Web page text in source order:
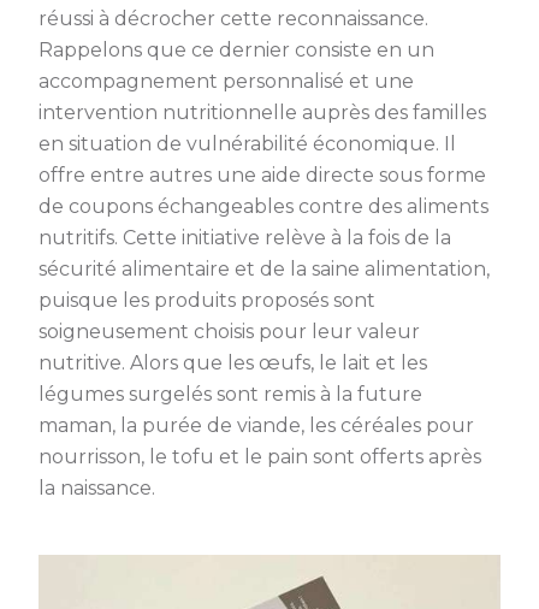
réussi à décrocher cette reconnaissance.
Rappelons que ce dernier consiste en un
accompagnement personnalisé et une
intervention nutritionnelle auprès des familles
en situation de vulnérabilité économique. Il
offre entre autres une aide directe sous forme
de coupons échangeables contre des aliments
nutritifs. Cette initiative relève à la fois de la
sécurité alimentaire et de la saine alimentation,
puisque les produits proposés sont
soigneusement choisis pour leur valeur
nutritive. Alors que les œufs, le lait et les
légumes surgelés sont remis à la future
maman, la purée de viande, les céréales pour
nourrisson, le tofu et le pain sont offerts après
la naissance.